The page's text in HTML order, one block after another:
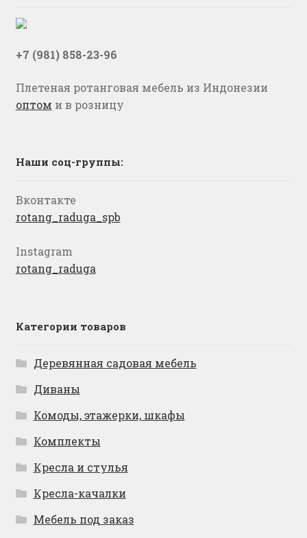
+7 (981) 858-23-96
Плетеная ротанговая мебель из Индонезии
оптом и в розницу
Наши соц-группы:
Вконтакте
rotang_raduga_spb
Instagram
rotang_raduga
Категории товаров
Деревянная садовая мебель
Диваны
Комоды, этажерки, шкафы
Комплекты
Кресла и стулья
Кресла-качалки
Мебель под заказ